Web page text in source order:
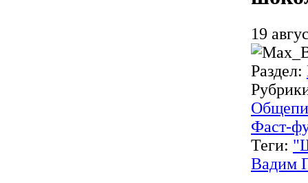
19
Раздел:
Фаст-
Теги:
Вадим